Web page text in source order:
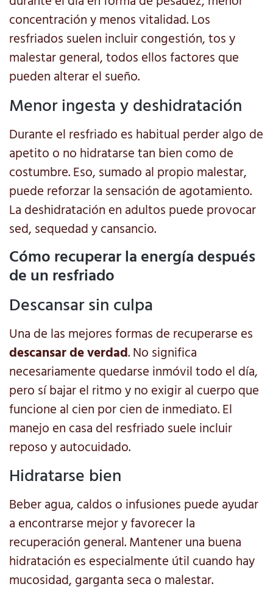
concentración y menos vitalidad. Los
resfriados suelen incluir congestión, tos y
malestar general, todos ellos factores que
pueden alterar el sueño.
Menor ingesta y deshidratación
Durante el resfriado es habitual perder algo de
apetito o no hidratarse tan bien como de
costumbre. Eso, sumado al propio malestar,
puede reforzar la sensación de agotamiento.
La deshidratación en adultos puede provocar
sed, sequedad y cansancio.
Cómo recuperar la energía después
de un resfriado
Descansar sin culpa
Una de las mejores formas de recuperarse es
descansar de verdad. No significa
necesariamente quedarse inmóvil todo el día,
pero sí bajar el ritmo y no exigir al cuerpo que
funcione al cien por cien de inmediato. El
manejo en casa del resfriado suele incluir
reposo y autocuidado.
Hidratarse bien
Beber agua, caldos o infusiones puede ayudar
a encontrarse mejor y favorecer la
recuperación general. Mantener una buena
hidratación es especialmente útil cuando hay
mucosidad, garganta seca o malestar.